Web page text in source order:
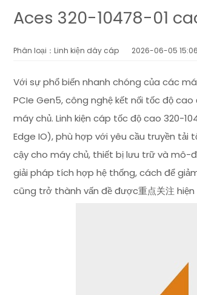
Aces 320-10478-01
Phân loại：Linh kiện dây cáp 2026-06-05
Với sự phổ biến nhanh chóng của các
PCIe Gen5, công nghệ kết nối tốc độ
máy chủ. Linh kiện cáp tốc độ cao 320-
Edge IO), phù hợp với yêu cầu truyền tải
cậy cho máy chủ, thiết bị lưu trữ và mô-
giải pháp tích hợp hệ thống, cách để
cũng trở thành vấn đề được重点关注 hiện